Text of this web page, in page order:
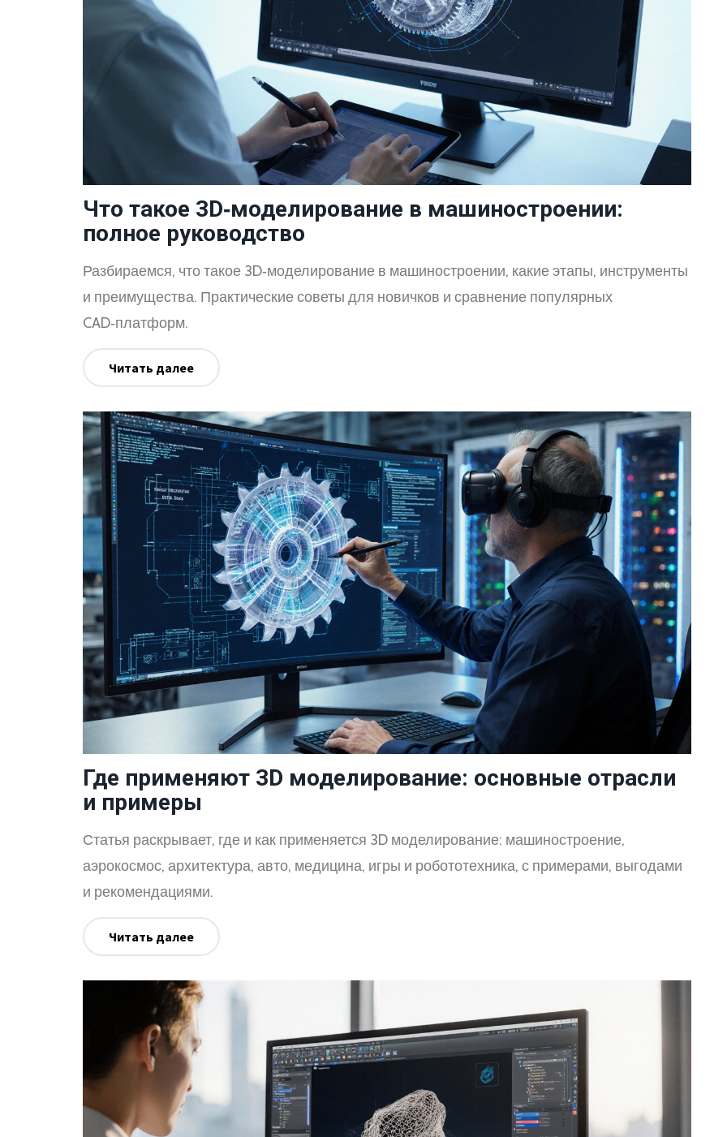
Что такое 3D‑моделирование в машиностроении:
полное руководство
Разбираемся, что такое 3D‑моделирование в машиностроении, какие этапы, инструменты
и преимущества. Практические советы для новичков и сравнение популярных
CAD‑платформ.
Читать далее
Где применяют 3D моделирование: основные отрасли
и примеры
Статья раскрывает, где и как применяется 3D моделирование: машиностроение,
аэрокосмос, архитектура, авто, медицина, игры и робототехника, с примерами, выгодами
и рекомендациями.
Читать далее